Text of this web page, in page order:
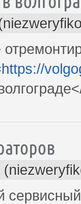
https://